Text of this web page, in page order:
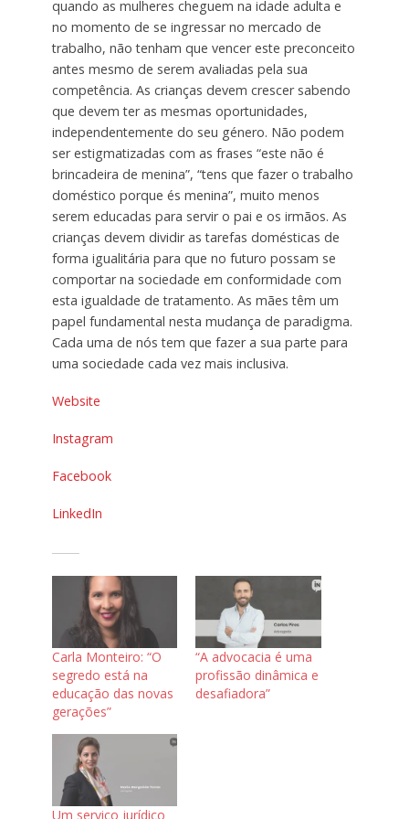
quando as mulheres cheguem na idade adulta e
no momento de se ingressar no mercado de
trabalho, não tenham que vencer este preconceito
antes mesmo de serem avaliadas pela sua
competência. As crianças devem crescer sabendo
que devem ter as mesmas oportunidades,
independentemente do seu género. Não podem
ser estigmatizadas com as frases “este não é
brincadeira de menina”, “tens que fazer o trabalho
doméstico porque és menina”, muito menos
serem educadas para servir o pai e os irmãos. As
crianças devem dividir as tarefas domésticas de
forma igualitária para que no futuro possam se
comportar na sociedade em conformidade com
esta igualdade de tratamento. As mães têm um
papel fundamental nesta mudança de paradigma.
Cada uma de nós tem que fazer a sua parte para
uma sociedade cada vez mais inclusiva.
Website
Instagram
Facebook
LinkedIn
Carla Monteiro: “O
segredo está na
educação das novas
gerações”
“A advocacia é uma
profissão dinâmica e
desafiadora”
Um serviço jurídico